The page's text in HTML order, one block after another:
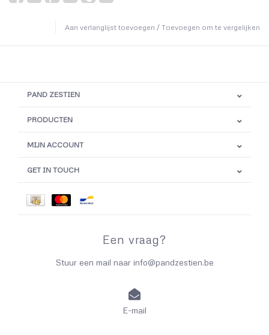
Aan verlanglijst toevoegen / Toevoegen om te vergelijken
PAND ZESTIEN
PRODUCTEN
MIJN ACCOUNT
GET IN TOUCH
Een vraag?
Stuur een mail naar info@pandzestien.be
E-mail